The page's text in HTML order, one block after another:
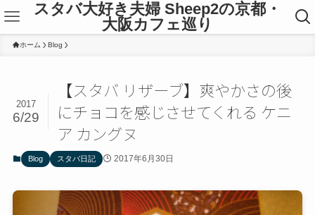
スタバ大好き夫婦 Sheep2の京都・
大阪カフェ巡り
ホーム Blog
【スタバ リザーブ】爽やかさの後
にチョコを感じさせてくれる ケニ
ア カングヌ
2017
6/29
Blog スタバ日記 2017年6月30日